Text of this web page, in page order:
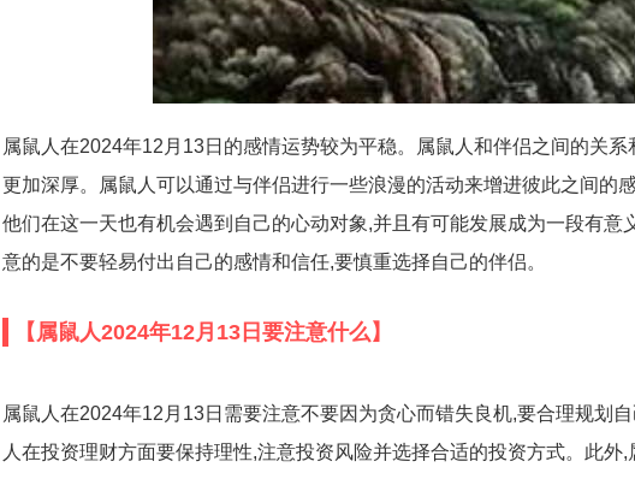
属鼠人在2024年12月13日的感情运势较为平稳。属鼠人和伴侣之间的关
更加深厚。属鼠人可以通过与伴侣进行一些浪漫的活动来增进彼此之间的
他们在这一天也有机会遇到自己的心动对象,并且有可能发展成为一段有意
意的是不要轻易付出自己的感情和信任,要慎重选择自己的伴侣。
【属鼠人2024年12月13日要注意什么】
属鼠人在2024年12月13日需要注意不要因为贪心而错失良机,要合理规划
人在投资理财方面要保持理性,注意投资风险并选择合适的投资方式。此外